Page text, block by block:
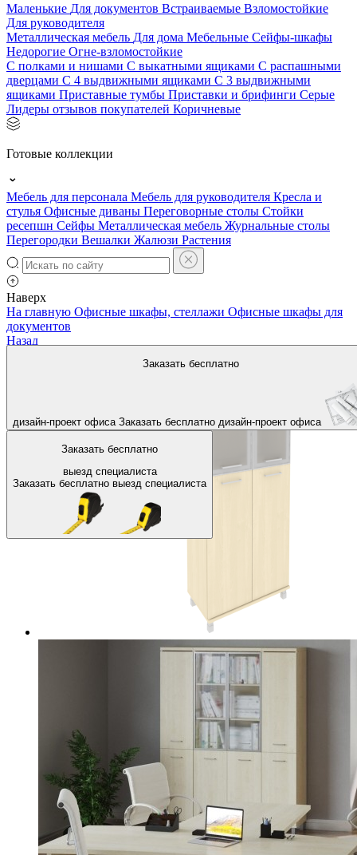
Маленькие Для документов Встраиваемые Взломостойкие
Для руководителя
Металлическая мебель Для дома Мебельные Сейфы-шкафы
Недорогие Огне-взломостойкие
С полками и нишами С выкатными ящиками С распашными
дверцами С 4 выдвижными ящиками С 3 выдвижными
ящиками Приставные тумбы Приставки и брифинги Серые
Лидеры отзывов покупателей Коричневые
Готовые коллекции
Мебель для персонала Мебель для руководителя Кресла и
стулья Офисные диваны Переговорные столы Стойки
ресепшн Сейфы Металлическая мебель Журнальные столы
Перегородки Вешалки Жалюзи Растения
Наверх
Заказать бесплатно
дизайн-проект офиса Заказать бесплатно дизайн-проект офиса
Заказать бесплатно
выезд специалиста
Заказать бесплатно выезд специалиста
На главную Офисные шкафы, стеллажи Офисные шкафы для
документов
Назад